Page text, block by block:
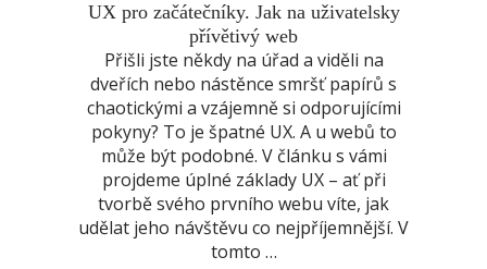
UX pro začátečníky. Jak na uživatelsky
přívětivý web
Přišli jste někdy na úřad a viděli na
dveřích nebo nástěnce smršť papírů s
chaotickými a vzájemně si odporujícími
pokyny? To je špatné UX. A u webů to
může být podobné. V článku s vámi
projdeme úplné základy UX – ať při
tvorbě svého prvního webu víte, jak
udělat jeho návštěvu co nejpříjemnější. V
tomto …